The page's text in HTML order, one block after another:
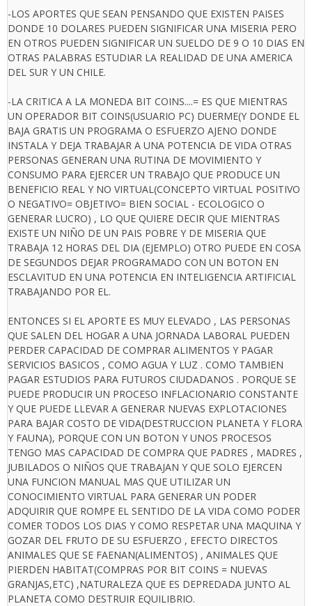
-LOS APORTES QUE SEAN PENSANDO QUE EXISTEN PAISES
DONDE 10 DOLARES PUEDEN SIGNIFICAR UNA MISERIA PERO
EN OTROS PUEDEN SIGNIFICAR UN SUELDO DE 9 O 10 DIAS EN
OTRAS PALABRAS ESTUDIAR LA REALIDAD DE UNA AMERICA
DEL SUR Y UN CHILE.
-LA CRITICA A LA MONEDA BIT COINS....= ES QUE MIENTRAS
UN OPERADOR BIT COINS(USUARIO PC) DUERME(Y DONDE EL
BAJA GRATIS UN PROGRAMA O ESFUERZO AJENO DONDE
INSTALA Y DEJA TRABAJAR A UNA POTENCIA DE VIDA OTRAS
PERSONAS GENERAN UNA RUTINA DE MOVIMIENTO Y
CONSUMO PARA EJERCER UN TRABAJO QUE PRODUCE UN
BENEFICIO REAL Y NO VIRTUAL(CONCEPTO VIRTUAL POSITIVO
O NEGATIVO= OBJETIVO= BIEN SOCIAL - ECOLOGICO O
GENERAR LUCRO) , LO QUE QUIERE DECIR QUE MIENTRAS
EXISTE UN NIÑO DE UN PAIS POBRE Y DE MISERIA QUE
TRABAJA 12 HORAS DEL DIA (EJEMPLO) OTRO PUEDE EN COSA
DE SEGUNDOS DEJAR PROGRAMADO CON UN BOTON EN
ESCLAVITUD EN UNA POTENCIA EN INTELIGENCIA ARTIFICIAL
TRABAJANDO POR EL.
ENTONCES SI EL APORTE ES MUY ELEVADO , LAS PERSONAS
QUE SALEN DEL HOGAR A UNA JORNADA LABORAL PUEDEN
PERDER CAPACIDAD DE COMPRAR ALIMENTOS Y PAGAR
SERVICIOS BASICOS , COMO AGUA Y LUZ . COMO TAMBIEN
PAGAR ESTUDIOS PARA FUTUROS CIUDADANOS . PORQUE SE
PUEDE PRODUCIR UN PROCESO INFLACIONARIO CONSTANTE
Y QUE PUEDE LLEVAR A GENERAR NUEVAS EXPLOTACIONES
PARA BAJAR COSTO DE VIDA(DESTRUCCION PLANETA Y FLORA
Y FAUNA), PORQUE CON UN BOTON Y UNOS PROCESOS
TENGO MAS CAPACIDAD DE COMPRA QUE PADRES , MADRES ,
JUBILADOS O NIÑOS QUE TRABAJAN Y QUE SOLO EJERCEN
UNA FUNCION MANUAL MAS QUE UTILIZAR UN
CONOCIMIENTO VIRTUAL PARA GENERAR UN PODER
ADQUIRIR QUE ROMPE EL SENTIDO DE LA VIDA COMO PODER
COMER TODOS LOS DIAS Y COMO RESPETAR UNA MAQUINA Y
GOZAR DEL FRUTO DE SU ESFUERZO , EFECTO DIRECTOS
ANIMALES QUE SE FAENAN(ALIMENTOS) , ANIMALES QUE
PIERDEN HABITAT(COMPRAS POR BIT COINS = NUEVAS
GRANJAS,ETC) ,NATURALEZA QUE ES DEPREDADA JUNTO AL
PLANETA COMO DESTRUIR EQUILIBRIO.